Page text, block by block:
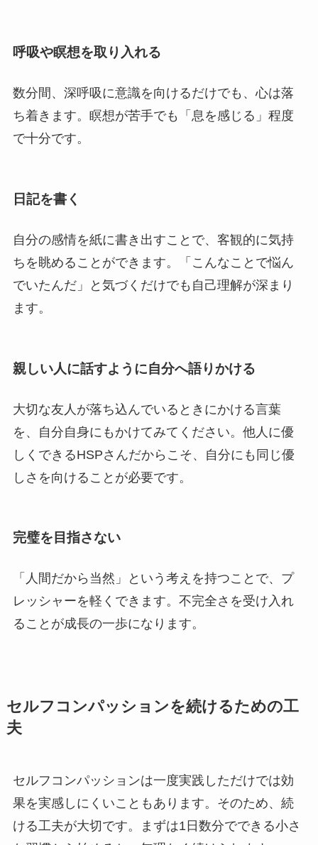
呼吸や瞑想を取り入れる
数分間、深呼吸に意識を向けるだけでも、心は落
ち着きます。瞑想が苦手でも「息を感じる」程度
で十分です。
日記を書く
自分の感情を紙に書き出すことで、客観的に気持
ちを眺めることができます。「こんなことで悩ん
でいたんだ」と気づくだけでも自己理解が深まり
ます。
親しい人に話すように自分へ語りかける
大切な友人が落ち込んでいるときにかける言葉
を、自分自身にもかけてみてください。他人に優
しくできるHSPさんだからこそ、自分にも同じ優
しさを向けることが必要です。
完璧を目指さない
「人間だから当然」という考えを持つことで、プ
レッシャーを軽くできます。不完全さを受け入れ
ることが成長の一歩になります。
セルフコンパッションを続けるための工
夫
セルフコンパッションは一度実践しただけでは効
果を実感しにくいこともあります。そのため、続
ける工夫が大切です。まずは1日数分でできる小さ